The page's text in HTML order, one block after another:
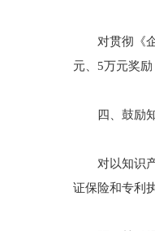
对贯彻《企
元、5万元奖
四、鼓励知
对以知识产
证保险和专利